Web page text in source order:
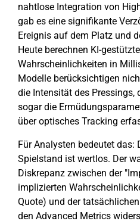
nahtlose Integration von
gab es eine signifikante
Ereignis auf dem Platz und
Heute berechnen KI-
Wahrscheinlichkeiten in
Modelle berücksichtigen
die Intensität des Pressings,
sogar die
über optisches Tracking
Für Analysten bedeutet das:
Spielstand ist wertlos. Der
Diskrepanz zwischen der
implizierten
Quote) und der
den Advanced Metrics